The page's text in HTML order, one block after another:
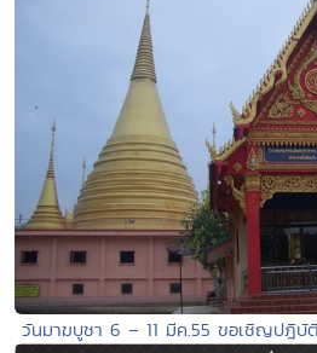
วันมาฆบูชา 6 – 11 มีค.55 ขอเชิญปฎิบั